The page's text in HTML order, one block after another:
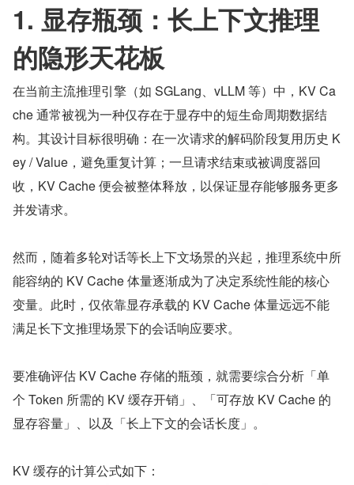
1. 显存瓶颈：长上下文推理
的隐形天花板
在当前主流推理引擎（如 SGLang、vLLM 等）中，KV Ca
che 通常被视为一种仅存在于显存中的短生命周期数据结
构。其设计目标很明确：在一次请求的解码阶段复用历史 K
ey / Value，避免重复计算；一旦请求结束或被调度器回
收，KV Cache 便会被整体释放，以保证显存能够服务更多
并发请求。
然而，随着多轮对话等长上下文场景的兴起，推理系统中所
能容纳的 KV Cache 体量逐渐成为了决定系统性能的核心
变量。此时，仅依靠显存承载的 KV Cache 体量远远不能
满足长下文推理场景下的会话响应要求。
要准确评估 KV Cache 存储的瓶颈，就需要综合分析「单
个 Token 所需的 KV 缓存开销」、「可存放 KV Cache 的
显存容量」、以及「长上下文的会话长度」。
KV 缓存的计算公式如下：​